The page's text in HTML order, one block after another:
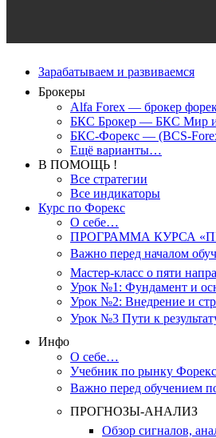
Зарабатываем и развиваемся
Брокеры
Alfa Forex — брокер
БКС Брокер — БКС Мир
БКС-Форекс — (BCS-
Ещё варианты…
В ПОМОЩЬ !
Все стратегии
Все индикаторы
Курс по Форекс
О себе…
ПРОГРАММА КУРСА
Важно перед началом
Мастер-класс о пяти
Урок №1: Фундамент и
Урок №2: Внедрение и
Урок №3 Пути к
Инфо
О себе…
Учебник по рынку Форекс
Важно перед обучением
ПРОГНОЗЫ-АНАЛИЗ
Обзор сигналов,